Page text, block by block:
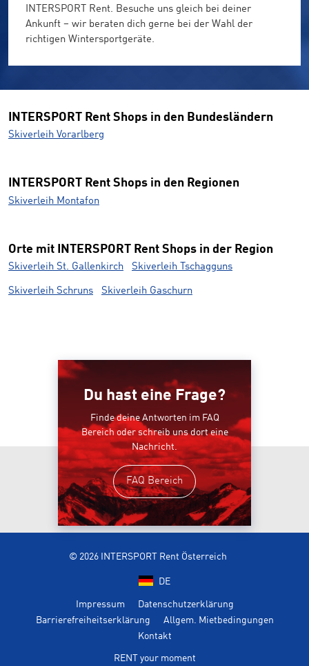
INTERSPORT Rent. Besuche uns gleich bei deiner
Ankunft – wir beraten dich gerne bei der Wahl der
richtigen Wintersportgeräte.
INTERSPORT Rent Shops in den Bundesländern
Skiverleih Vorarlberg
INTERSPORT Rent Shops in den Regionen
Skiverleih Montafon
Orte mit INTERSPORT Rent Shops in der Region
Skiverleih St. Gallenkirch Skiverleih Tschagguns
Skiverleih Schruns Skiverleih Gaschurn
Du hast eine Frage?
Finde deine Antworten im FAQ
Bereich oder schreib uns dort eine
Nachricht.
FAQ Bereich
© 2026 INTERSPORT Rent Österreich
DE
Impressum
Datenschutzerklärung
Barrierefreiheitserklärung
Allgem. Mietbedingungen
Kontakt
RENT your moment